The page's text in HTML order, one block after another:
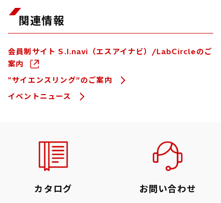
関連情報
会員制サイト S.I.navi（エスアイナビ）/LabCircleのご
案内
"サイエンスリング”のご案内
イベントニュース
カタログ お問い合わせ